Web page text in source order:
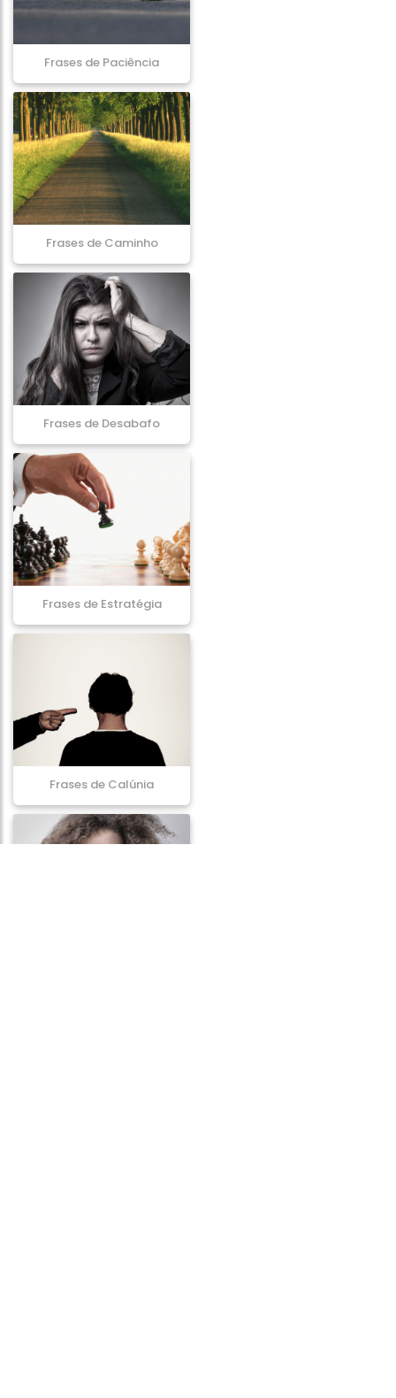
Frases de Paciência
Frases de Caminho
Frases de Desabafo
Frases de Estratégia
Frases de Calúnia